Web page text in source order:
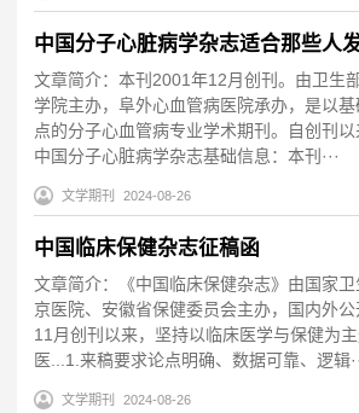
中国分子心脏病学杂志适合那些人
文章简介：本刊2001年12月创刊。由卫生
学院主办，阜外心血管病医院承办，是以
点的分子心血管病专业学术期刊。自创刊以
中国分子心脏病学杂志基础信息：本刊···
文学期刊 2024-08-26
中国临床保健杂志征稿函
文章简介：《中国临床保健杂志》由国家
京医院、安徽省保健委员会主办，国内外
11月创刊以来，坚持以临床医学与保健为
医...1.来稿要求论点明确、数据可靠、逻辑
文学期刊 2024-08-26